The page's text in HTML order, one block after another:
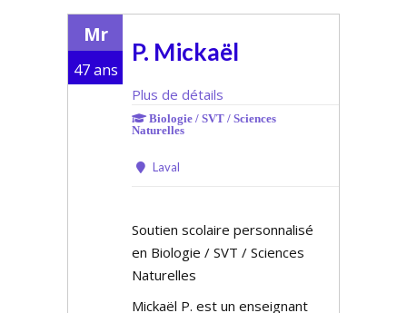
Mr
47 ans
P. Mickaël
Plus de détails
Biologie / SVT / Sciences
Naturelles
Laval
Soutien scolaire personnalisé
en Biologie / SVT / Sciences
Naturelles
Mickaël P. est un enseignant